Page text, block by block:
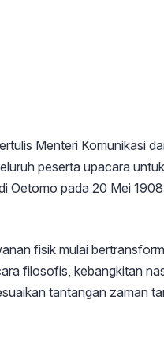
Menteri Komunikasi
peserta upacara
Oetomo pada 20 Mei
fisik mulai
filosofis, kebangkitan
tantangan zaman